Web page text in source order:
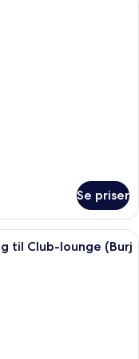
Se priser
hotelværelse med en
til Club-lounge (Burj